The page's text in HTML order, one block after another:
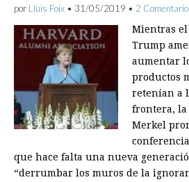
por Lluís Foix • 31/05/2019 • 2
Mientras el
Trump
aumentar
productos
retenían a
frontera, la
Merkel
que hace falta una nueva
“derrumbar los muros de la